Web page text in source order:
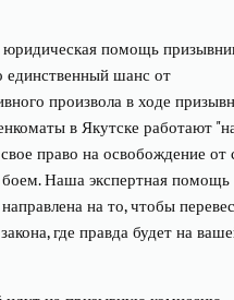
помощь
единственный шанс от
произвола в ходе
в Якутске работают
право на освобождение
боем. Наша экспертная помощь
на то, чтобы
где правда будет на